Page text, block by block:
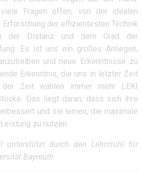
Fragen offen, von der idealen
der effizientesten Technik
der Distanz und dem Grad der
Es ist uns ein großes Anliegen,
und neue Erkenntnisse zu
Erkenntnis, die uns in letzter Zeit
Zeit wählen immer mehr LEKI
Das liegt daran, dass sich ihre
und sie lernen, die maximale
zu nutzen.
unterstützt durch den Lehrstuhl für
Bayreuth